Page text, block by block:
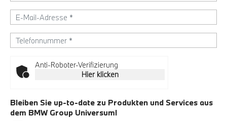
Anti-Roboter-Verifizierung
Hier klicken
Bleiben Sie up-to-date zu Produkten und Services aus
dem BMW Group Universum!